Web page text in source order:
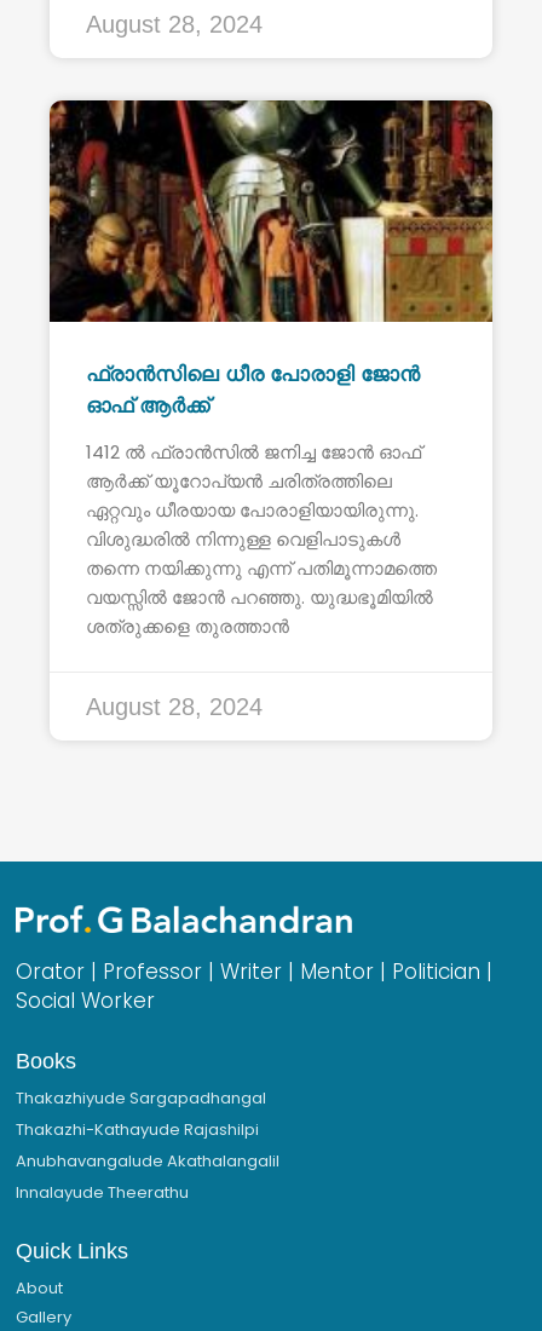
August 28, 2024
ഫ്രാൻസിലെ ധീര പോരാളി ജോൻ
ഓഫ് ആർക്ക്
1412 ൽ ഫ്രാൻസിൽ ജനിച്ച ജോൻ ഓഫ്
ആർക്ക് യൂറോപ്യൻ ചരിത്രത്തിലെ
ഏറ്റവും ധീരയായ പോരാളിയായിരുന്നു.
വിശുദ്ധരിൽ നിന്നുള്ള വെളിപാടുകൾ
തന്നെ നയിക്കുന്നു എന്ന് പതിമൂന്നാമത്തെ
വയസ്സിൽ ജോൻ പറഞ്ഞു. യുദ്ധഭൂമിയിൽ
ശത്രുക്കളെ തുരത്താൻ
August 28, 2024
Orator | Professor | Writer | Mentor | Politician |
Social Worker
Books
Thakazhiyude Sargapadhangal
Thakazhi-Kathayude Rajashilpi
Anubhavangalude Akathalangalil
Innalayude Theerathu
Quick Links
About
Gallery